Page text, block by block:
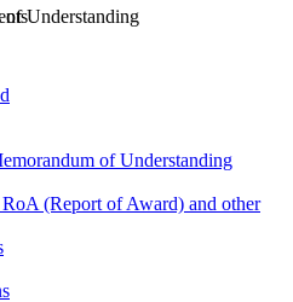
of Understanding
(Report of Award) and other
of Understanding